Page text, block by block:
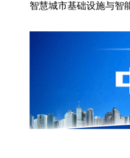
智慧城市基础设施与智